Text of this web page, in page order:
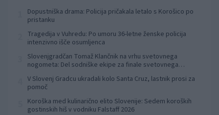
Dopustniška drama: Policija pričakala letalo s Korošico po
pristanku
Tragedija v Vuhredu: Po umoru 36-letne ženske policija
intenzivno išče osumljenca
Slovenjgradčan Tomaž Klančnik na vrhu svetovnega
nogometa: Del sodniške ekipe za finale svetovnega
V Slovenj Gradcu ukradali kolo Santa Cruz, lastnik prosi za
pomoč
Koroška med kulinarično elito Slovenije: Sedem koroških
gostinskih hiš v vodniku Falstaff 2026